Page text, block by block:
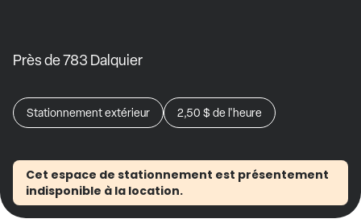
Près de 783 Dalquier
Stationnement extérieur 2,50 $ de l'heure
Cet espace de stationnement est présentement
indisponible à la location.